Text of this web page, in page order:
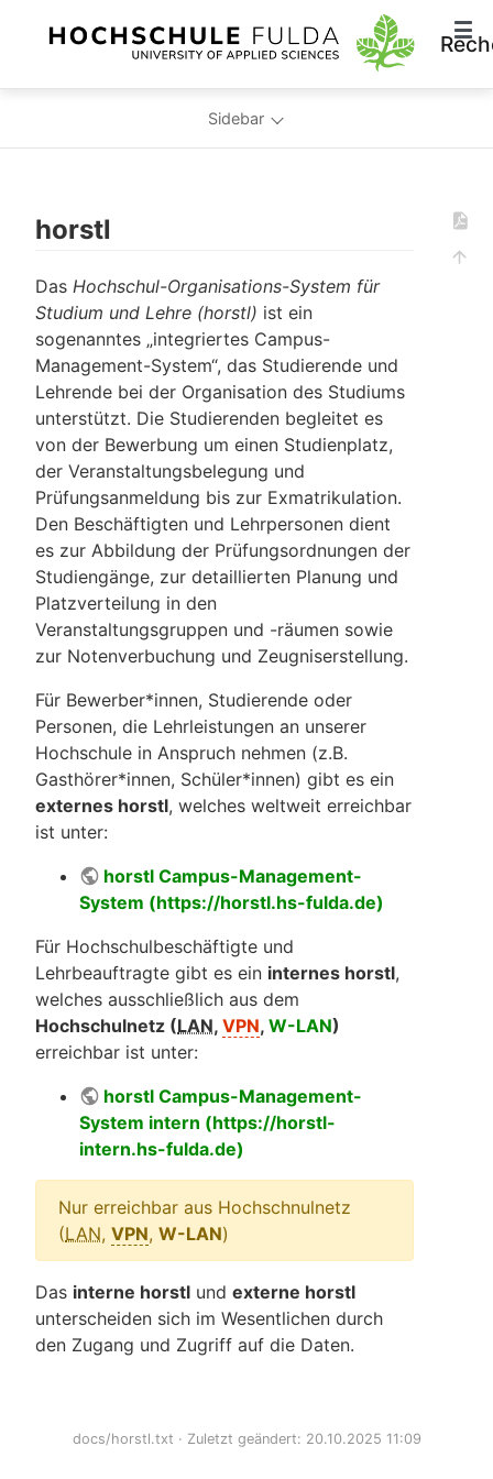
Sidebar
horstl
Das Hochschul-Organisations-System für
Studium und Lehre (horstl) ist ein
sogenanntes „integriertes Campus-
Management-System“, das Studierende und
Lehrende bei der Organisation des Studiums
unterstützt. Die Studierenden begleitet es
von der Bewerbung um einen Studienplatz,
der Veranstaltungsbelegung und
Prüfungsanmeldung bis zur Exmatrikulation.
Den Beschäftigten und Lehrpersonen dient
es zur Abbildung der Prüfungsordnungen der
Studiengänge, zur detaillierten Planung und
Platzverteilung in den
Veranstaltungsgruppen und -räumen sowie
zur Notenverbuchung und Zeugniserstellung.
Für Bewerber*innen, Studierende oder
Personen, die Lehrleistungen an unserer
Hochschule in Anspruch nehmen (z.B.
Gasthörer*innen, Schüler*innen) gibt es ein
externes horstl, welches weltweit erreichbar
ist unter:
horstl Campus-Management-
System (https://horstl.hs-fulda.de)
Für Hochschulbeschäftigte und
Lehrbeauftragte gibt es ein internes horstl,
welches ausschließlich aus dem
Hochschulnetz (LAN, VPN, W-LAN)
erreichbar ist unter:
horstl Campus-Management-
System intern (https://horstl-
intern.hs-fulda.de)
Nur erreichbar aus Hochschnulnetz
(LAN, VPN, W-LAN)
Das interne horstl und externe horstl
unterscheiden sich im Wesentlichen durch
den Zugang und Zugriff auf die Daten.
docs/horstl.txt · Zuletzt geändert: 20.10.2025 11:09